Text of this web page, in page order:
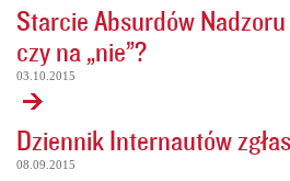
Starcie Absurdów
czy na „nie”?
03.10.2015
Dziennik Internautów
08.09.2015